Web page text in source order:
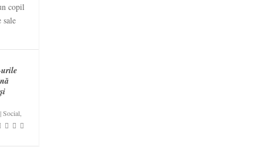
copil
sale
urile
Social